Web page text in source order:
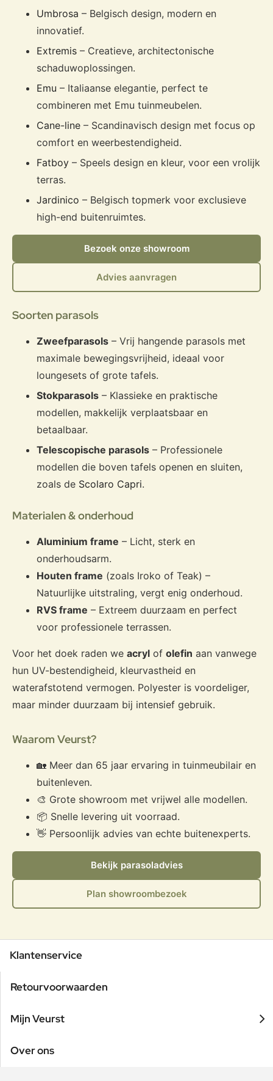
Umbrosa – Belgisch design, modern en
innovatief.
Extremis – Creatieve, architectonische
schaduwoplossingen.
Emu – Italiaanse elegantie, perfect te
combineren met Emu tuinmeubelen.
Cane-line – Scandinavisch design met focus op
comfort en weerbestendigheid.
Fatboy – Speels design en kleur, voor een vrolijk
terras.
Jardinico – Belgisch topmerk voor exclusieve
high-end buitenruimtes.
Bezoek onze showroom
Advies aanvragen
Soorten parasols
Zweefparasols – Vrij hangende parasols met
maximale bewegingsvrijheid, ideaal voor
loungesets of grote tafels.
Stokparasols – Klassieke en praktische
modellen, makkelijk verplaatsbaar en
betaalbaar.
Telescopische parasols – Professionele
modellen die boven tafels openen en sluiten,
zoals de Scolaro Capri.
Materialen & onderhoud
Aluminium frame – Licht, sterk en
onderhoudsarm.
Houten frame (zoals Iroko of Teak) –
Natuurlijke uitstraling, vergt enig onderhoud.
RVS frame – Extreem duurzaam en perfect
voor professionele terrassen.
Voor het doek raden we acryl of olefin aan vanwege
hun UV-bestendigheid, kleurvastheid en
waterafstotend vermogen. Polyester is voordeliger,
maar minder duurzaam bij intensief gebruik.
Waarom Veurst?
🏡 Meer dan 65 jaar ervaring in tuinmeubilair en
buitenleven.
🎨 Grote showroom met vrijwel alle modellen.
📦 Snelle levering uit voorraad.
👋 Persoonlijk advies van echte buitenexperts.
Bekijk parasoladvies
Plan showroombezoek
Klantenservice
Retourvoorwaarden
Mijn Veurst
Over ons